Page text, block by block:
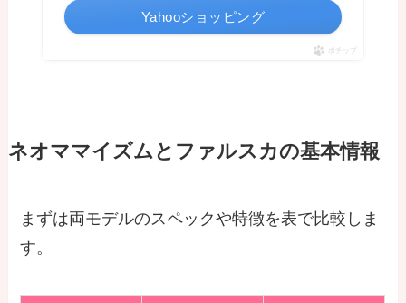
Yahooショッピング
ポチップ
ネオママイズムとファルスカの基本情報
まずは両モデルのスペックや特徴を表で比較しま
す。